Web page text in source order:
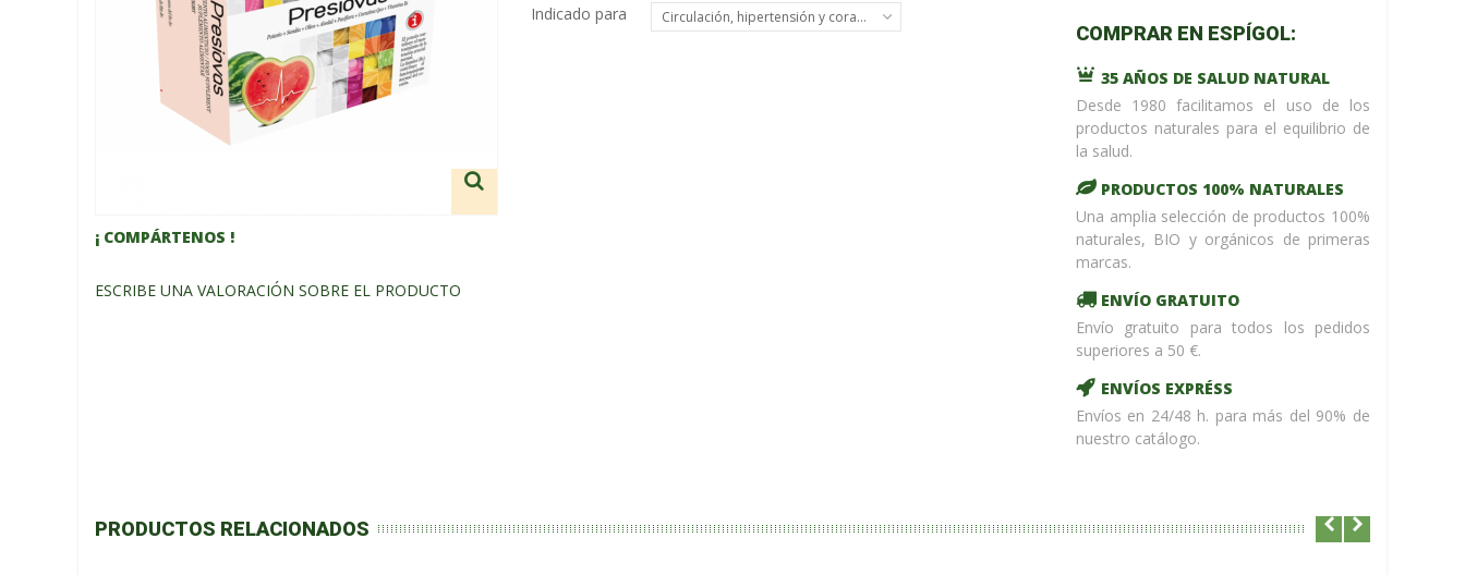
/home/upntonvr/
codeon
line 59
¡ %Dto !
¡ COMPÁRTENOS !
ESCRIBE UNA VALORACIÓN SOBRE EL PRODUCTO
Indicado para Circulación, hipertensión y corazón
COMPRAR EN ESPÍGOL:
35 AÑOS DE SALUD NATURAL
Desde 1980 facilitamos el uso de los
productos naturales para el equilibrio de
la salud.
PRODUCTOS 100% NATURALES
Una amplia selección de productos 100%
naturales, BIO y orgánicos de primeras
marcas.
ENVÍO GRATUITO
Envío gratuito para todos los pedidos
superiores a 50 €.
ENVÍOS EXPRÉSS
Envíos en 24/48 h. para más del 90% de
nuestro catálogo.
PRODUCTOS RELACIONADOS